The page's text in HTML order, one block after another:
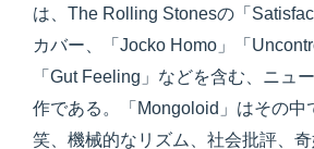
は、The Rolling Stonesの「
カバー、「Jocko Homo」「
「Gut Feeling」などを含む、ニュ
作である。「Mongoloid」はその中
笑、機械的なリズム、社会批評、